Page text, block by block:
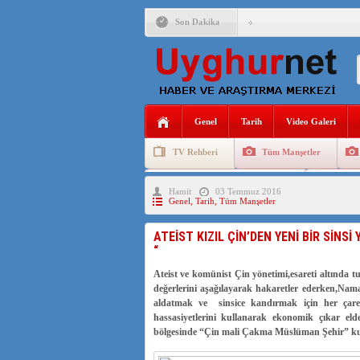
Son Dakika
ÇİN’İN
ANAHTAR PARTİ
DİYANET AKADEMİSİ
150 YILDIR
MHP’DEN URUMÇİ
Genel Tarih Video Galeri
TV Rehberi Tüm Manşetler
Uygurlarda Düğün ve Cenaze
Hamit
03 Temmuz 2016
Genel Tarih Tüm Manşetler
ATEİST KIZIL ÇİN’DEN YENİ BİR
“
Ateist ve komünist Çin yönetimi,esareti altında
değerlerini aşağılayarak hakaretler
aldatmak ve sinsice kandırmak için her
hassasiyetlerini kullanarak ekonomik çıkar
bölgesinde “Çin mali Çakma Müslüman Şehir”